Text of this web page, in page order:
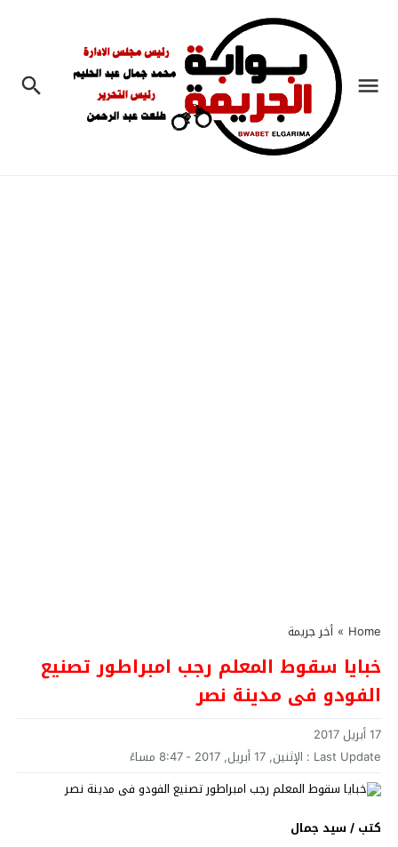
Home
» أخر جريمة
خبايا سقوط المعلم رجب امبراطور تصنيع
الفودو فى مدينة نصر
17 أبريل 2017
Last Update : الإثنين, 17 أبريل, 2017 - 8:47 مساءً
كتب / سيد جمال